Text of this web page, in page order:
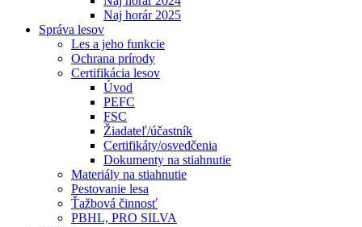
Naj horár 2025
Správa lesov
Les a jeho funkcie
Ochrana prírody
Certifikácia lesov
Úvod
PEFC
FSC
Žiadateľ/účastník
Certifikáty/osvedčenia
Dokumenty na stiahnutie
Materiály na stiahnutie
Pestovanie lesa
Ťažbová činnosť
PBHL, PRO SILVA